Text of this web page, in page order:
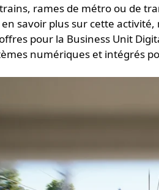
rames de métro ou de
savoir plus sur cette
pour la Business Unit
numériques et intégrés